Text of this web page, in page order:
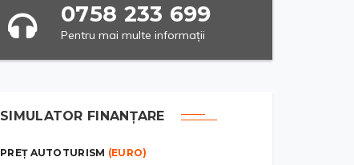
0758 233 699
Pentru mai multe informații
SIMULATOR FINANȚARE
PREȚ AUTOTURISM (EURO)